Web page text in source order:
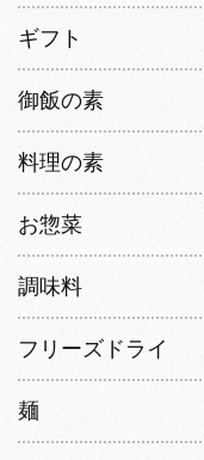
ギフト
御飯の素
料理の素
お惣菜
調味料
フリーズドライ
麺